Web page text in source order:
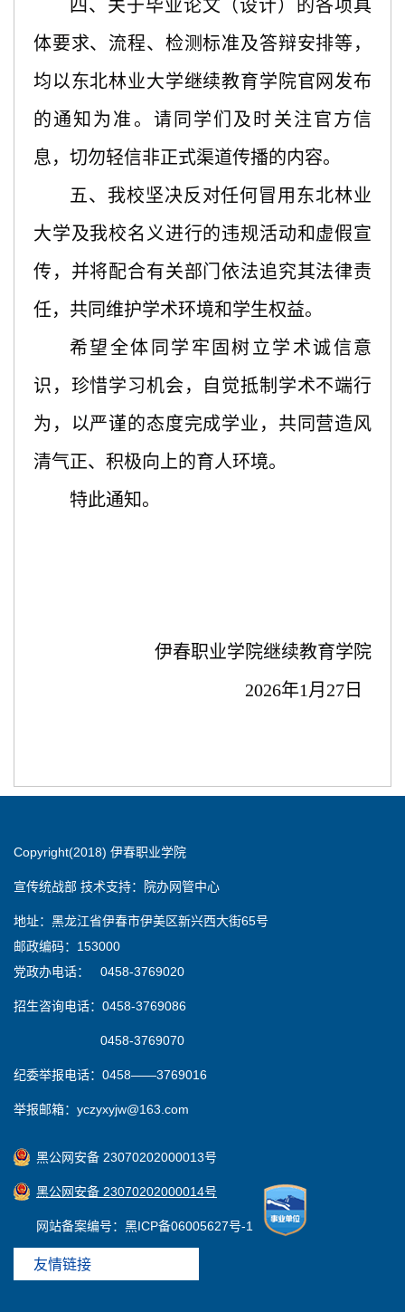
四、关于毕业论文（设计）的各项具
体要求、流程、检测标准及答辩安排等，
均以东北林业大学继续教育学院官网发布
的通知为准。请同学们及时关注官方信
息，切勿轻信非正式渠道传播的内容。
五、我校坚决反对任何冒用东北林业
大学及我校名义进行的违规活动和虚假宣
传，并将配合有关部门依法追究其法律责
任，共同维护学术环境和学生权益。
希望全体同学牢固树立学术诚信意
识，珍惜学习机会，自觉抵制学术不端行
为，以严谨的态度完成学业，共同营造风
清气正、积极向上的育人环境。
特此通知。
伊春职业学院继续教育学院
2026年1月27日
Copyright(2018) 伊春职业学院
宣传统战部 技术支持：院办网管中心
地址：黑龙江省伊春市伊美区新兴西大街65号
邮政编码：153000
党政办电话： 0458-3769020
招生咨询电话：0458-3769086
0458-3769070
纪委举报电话：0458——3769016
举报邮箱：yczyxyjw@163.com
黑公网安备 23070202000013号
黑公网安备 23070202000014号
网站备案编号：黑ICP备06005627号-1
友情链接